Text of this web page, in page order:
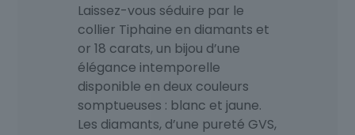
Laissez-vous séduire par le
collier Tiphaine en diamants et
or 18 carats, un bijou d’une
élégance intemporelle
disponible en deux couleurs
somptueuses : blanc et jaune.
Les diamants, d’une pureté GVS,